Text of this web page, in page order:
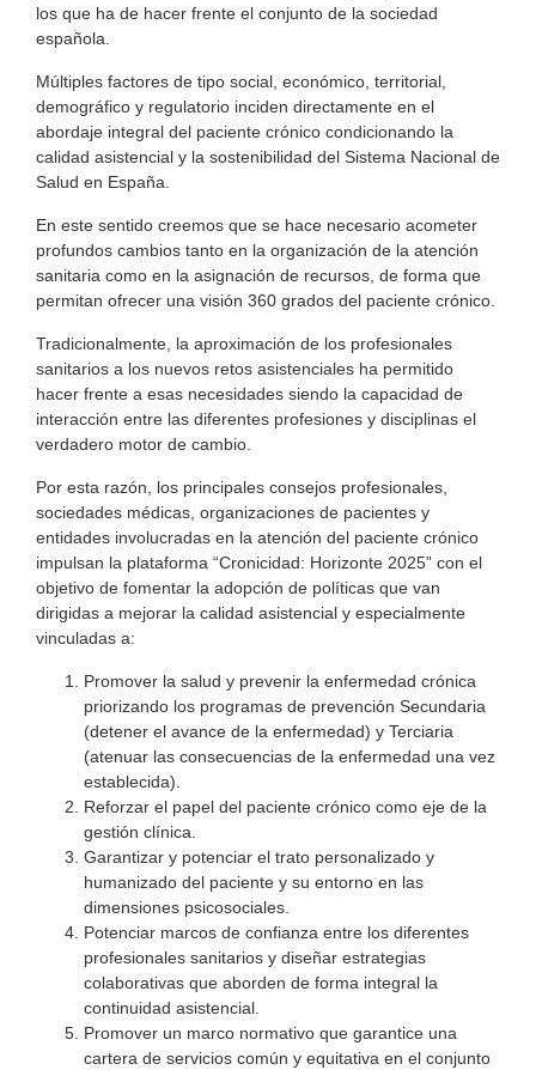
los que ha de hacer frente el conjunto de la sociedad
española.
Múltiples factores de tipo social, económico, territorial,
demográfico y regulatorio inciden directamente en el
abordaje integral del paciente crónico condicionando la
calidad asistencial y la sostenibilidad del Sistema Nacional de
Salud en España.
En este sentido creemos que se hace necesario acometer
profundos cambios tanto en la organización de la atención
sanitaria como en la asignación de recursos, de forma que
permitan ofrecer una visión 360 grados del paciente crónico.
Tradicionalmente, la aproximación de los profesionales
sanitarios a los nuevos retos asistenciales ha permitido
hacer frente a esas necesidades siendo la capacidad de
interacción entre las diferentes profesiones y disciplinas el
verdadero motor de cambio.
Por esta razón, los principales consejos profesionales,
sociedades médicas, organizaciones de pacientes y
entidades involucradas en la atención del paciente crónico
impulsan la plataforma “Cronicidad: Horizonte 2025” con el
objetivo de fomentar la adopción de políticas que van
dirigidas a mejorar la calidad asistencial y especialmente
vinculadas a:
Promover la salud y prevenir la enfermedad crónica
priorizando los programas de prevención Secundaria
(detener el avance de la enfermedad) y Terciaria
(atenuar las consecuencias de la enfermedad una vez
establecida).
Reforzar el papel del paciente crónico como eje de la
gestión clínica.
Garantizar y potenciar el trato personalizado y
humanizado del paciente y su entorno en las
dimensiones psicosociales.
Potenciar marcos de confianza entre los diferentes
profesionales sanitarios y diseñar estrategias
colaborativas que aborden de forma integral la
continuidad asistencial.
Promover un marco normativo que garantice una
cartera de servicios común y equitativa en el conjunto